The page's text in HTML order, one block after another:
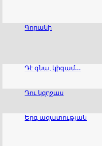
Գորանի
Դէ գնա, կիգամ․․․
Դու կզղջաս
Երգ ազատության